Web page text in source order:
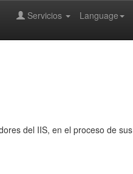
Language
Servicios
del IIS, en el proceso de sus